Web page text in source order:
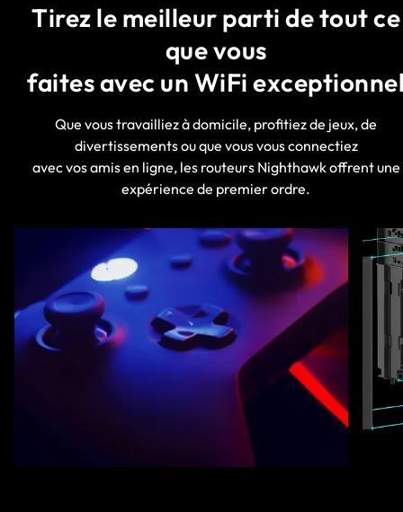
Tirez le meilleur parti de tout ce
que vous
faites avec un WiFi
Que vous travailliez à domicile, profitiez de jeux, de
divertissements ou que vous vous connectiez
avec vos amis en ligne, les routeurs Nighthawk offrent une
expérience de premier ordre.